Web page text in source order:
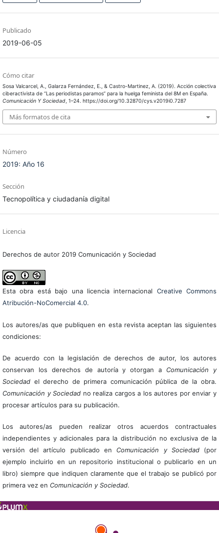
Publicado
2019-06-05
Cómo citar
Sosa Valcarcel, A., Galarza Fernández, E., & Castro-Martinez, A. (2019). Acción colectiva
ciberactivista de “Las periodistas paramos” para la huelga feminista del 8M en España.
Comunicación Y Sociedad, 1–24. https://doi.org/10.32870/cys.v2019i0.7287
Más formatos de cita
Número
2019: Año 16
Sección
Tecnopolítica y ciudadanía digital
Licencia
Derechos de autor 2019 Comunicación y Sociedad
Esta obra está bajo una licencia internacional Creative Commons
Atribución-NoComercial 4.0.
Los autores/as que publiquen en esta revista aceptan las siguientes
condiciones:
De acuerdo con la legislación de derechos de autor, los autores
conservan los derechos de autoría y otorgan a Comunicación y
Sociedadel derecho de primera comunicación pública de la obra.
Comunicación y Sociedad no realiza cargos a los autores por enviar y
procesar artículos para su publicación.
Los autores/as pueden realizar otros acuerdos contractuales
independientes y adicionales para la distribución no exclusiva de la
versión del artículo publicado en Comunicación y Sociedad(por
ejemplo incluirlo en un repositorio institucional o publicarlo en un
libro) siempre que indiquen claramente que el trabajo se publicó por
primera vez en Comunicación y Sociedad.